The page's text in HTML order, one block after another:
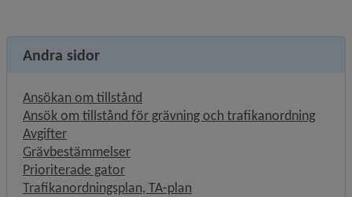
Andra sidor
Ansökan om tillstånd
Ansök om tillstånd för grävning och trafikanordning
Avgifter
Grävbestämmelser
Prioriterade gator
Trafikanordningsplan, TA-plan